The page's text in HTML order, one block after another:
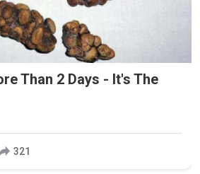
Than 2 Days - It's The
321